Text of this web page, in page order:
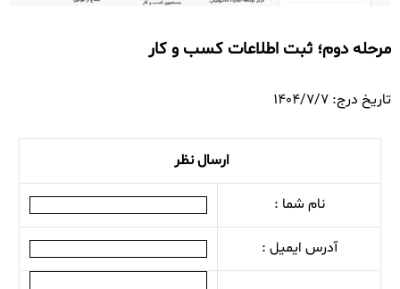
مرحله دوم؛ ثبت اطلاعات کسب و کار
تاریخ درج: 1404/7/7
ارسال نظر
نام شما :
آدرس ایمیل :